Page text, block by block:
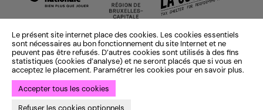
Le présent site internet place des cookies. Les cookies essentiels
sont nécessaires au bon fonctionnement du site Internet et ne
peuvent pas être refusés. D’autres cookies sont utilisés à des fins
statistiques (cookies d’analyse) et ne seront placés que si vous en
acceptez le placement. Paramétrer les cookies pour en savoir plus.
Accepter tous les cookies
Refuser les cookies optionnels
Identité institutionnelle : — Identité saison 25-26 :